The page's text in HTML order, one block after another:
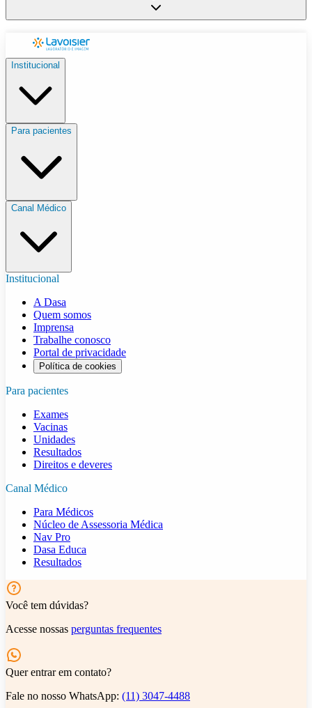
Institucional
Para pacientes
Canal Médico
Institucional
A Dasa
Quem somos
Imprensa
Trabalhe conosco
Portal de privacidade
Política de cookies
Para pacientes
Exames
Vacinas
Unidades
Resultados
Direitos e deveres
Canal Médico
Para Médicos
Núcleo de Assessoria Médica
Nav Pro
Dasa Educa
Resultados
Você tem dúvidas?
Acesse nossas perguntas frequentes
Quer entrar em contato?
Fale no nosso WhatsApp: (11) 3047-4488